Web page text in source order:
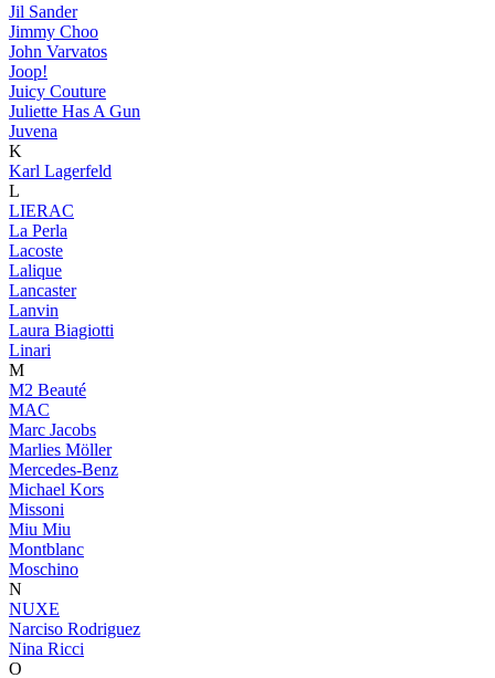
Jil Sander
Jimmy Choo
John Varvatos
Joop!
Juicy Couture
Juliette Has A Gun
Juvena
K
Karl Lagerfeld
L
LIERAC
La Perla
Lacoste
Lalique
Lancaster
Lanvin
Laura Biagiotti
Linari
M
M2 Beauté
MAC
Marc Jacobs
Marlies Möller
Mercedes-Benz
Michael Kors
Missoni
Miu Miu
Montblanc
Moschino
N
NUXE
Narciso Rodriguez
Nina Ricci
O